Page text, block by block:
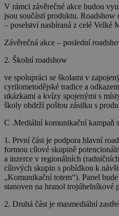
V rámci závěrečné akce budou
jsou součástí produktu.
– poselství nasbíraná z celé Velké
Závěrečná akce – poslední
2. Školní roadshow
ve spolupráci se školami v
cyrilometodějské tradice a
ukázkami a kvízy spojenými s
školy obdrží poštou zásilku s
C .Mediální komunikační kampaň
1. První část je podpora hlavní
formou cílové skupině
a inzerce v regionálních
cílových skupin s pobídkou k
„Komunikační totem“). Panel
stanoven na hranol trojúhelníkové
2. Druhá část je masmediální